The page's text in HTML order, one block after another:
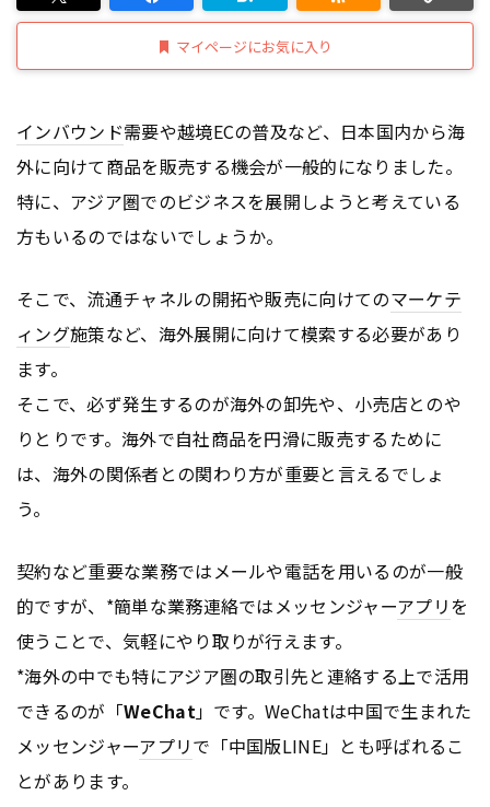
マイページにお気に入り
インバウンド需要や越境ECの普及など、日本国内から海
外に向けて商品を販売する機会が一般的になりました。
特に、アジア圏でのビジネスを展開しようと考えている
方もいるのではないでしょうか。
そこで、流通チャネルの開拓や販売に向けてのマーケテ
ィング施策など、海外展開に向けて模索する必要があり
ます。
そこで、必ず発生するのが海外の卸先や、小売店とのや
りとりです。海外で自社商品を円滑に販売するために
は、海外の関係者との関わり方が重要と言えるでしょ
う。
契約など重要な業務ではメールや電話を用いるのが一般
的ですが、*簡単な業務連絡ではメッセンジャーアプリを
使うことで、気軽にやり取りが行えます。
*海外の中でも特にアジア圏の取引先と連絡する上で活用
できるのが「WeChat」です。WeChatは中国で生まれた
メッセンジャーアプリで「中国版LINE」とも呼ばれるこ
とがあります。